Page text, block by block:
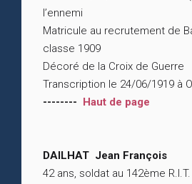
l’ennemi
Matricule au recrutement de
classe 1909
Décoré de la Croix de Guerre
Transcription le 24/06/1919 à
-------- Haut de page
DAILHAT Jean François
42 ans, soldat au 142ème